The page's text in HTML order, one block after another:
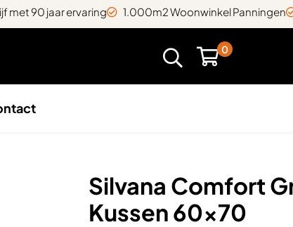
1.000m2 Woonwinkel Panningen
met 90 jaar ervaring
0
Silvana Comfort
Kussen 60x70